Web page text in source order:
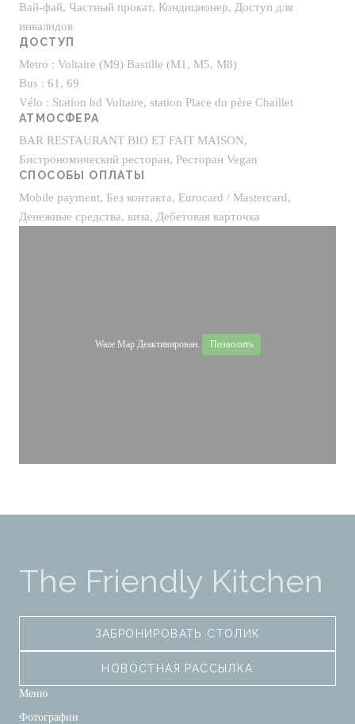
Вай-фай, Частный прокат, Кондиционер, Доступ для
инвалидов
ДОСТУП
Metro : Voltaire (M9) Bastille (M1, M5, M8)
Bus : 61, 69
Vélo : Station bd Voltaire, station Place du père Chaillet
АТМОСФЕРА
BAR RESTAURANT BIO ET FAIT MAISON,
Бистрономический ресторан, Ресторан Vegan
СПОСОБЫ ОПЛАТЫ
Mobile payment, Без контакта, Eurocard / Mastercard,
Денежные средства, виза, Дебетовая карточка
Waze Map Деактивирован. Позволить
The Friendly Kitchen
ЗАБРОНИРОВАТЬ СТОЛИК
НОВОСТНАЯ РАССЫЛКА
Меню
Фотографии